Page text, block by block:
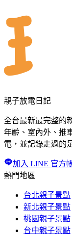
親子放電日記
全台最新最完整的
年齡、室內外、推
電，並記錄走過的
加入 LINE 官方
熱門地區
台北親子景點
新北親子景點
桃園親子景點
台中親子景點